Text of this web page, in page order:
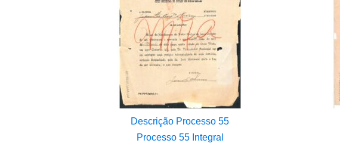
Descrição Processo 55
Processo 55 Integral